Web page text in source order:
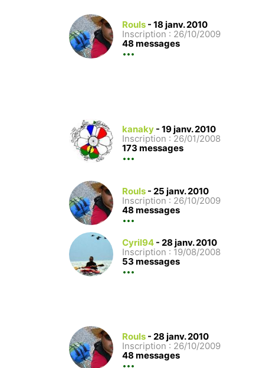
Rouls - 18 janv. 2010
Inscription : 26/10/2009
48 messages
kanaky - 19 janv. 2010
Inscription : 26/01/2008
173 messages
Rouls - 25 janv. 2010
Inscription : 26/10/2009
48 messages
Cyril94 - 28 janv. 2010
Inscription : 19/08/2008
53 messages
Rouls - 28 janv. 2010
Inscription : 26/10/2009
48 messages